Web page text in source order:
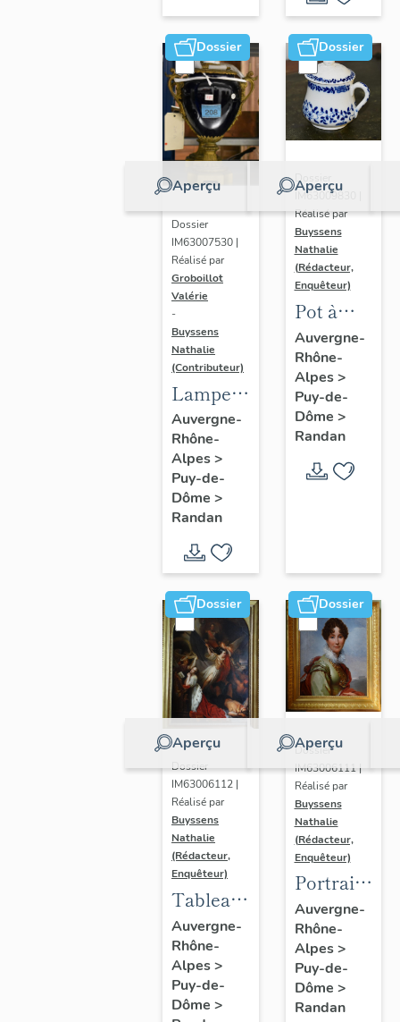
Dossier
Aperçu
Dossier
IM63007530 |
Réalisé par
Groboillot
Valérie
-
Buyssens
Nathalie
(Contributeur)
Lampe à
pétrole
n° 1
Auvergne-
Rhône-
Alpes>
Puy-de-
Dôme >
Randan
Dossier
Aperçu
Dossier
IM63009830 |
Réalisé par
Buyssens
Nathalie
(Rédacteur,
Enquêteur)
Pot à
crème n°
3
Auvergne-
Rhône-
Alpes>
Puy-de-
Dôme >
Randan
Dossier
Aperçu
Dossier
IM63006112 |
Réalisé par
Buyssens
Nathalie
(Rédacteur,
Enquêteur)
Tableau
d'Eugène
Romain
Van
Maldeghem
Auvergne-
Rhône-
Alpes>
Puy-de-
Dôme >
Dossier
Aperçu
Dossier
IM63006111 |
Réalisé par
Buyssens
Nathalie
(Rédacteur,
Enquêteur)
Portrait
d'Adélaïde
d'Orléans,
d'après
François
Gérard
Auvergne-
Rhône-
Alpes>
Puy-de-
Dôme >
Randan